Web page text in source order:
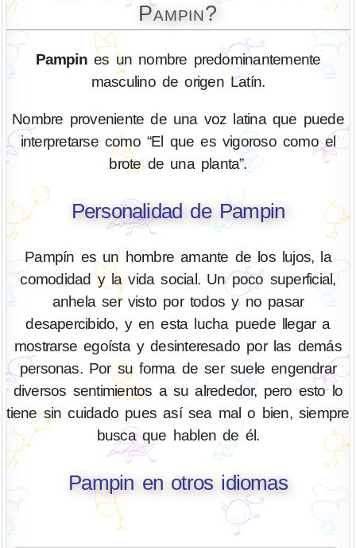
Pampin?
Pampines un nombre predominantemente
masculino de origen Latín.
Nombre proveniente de una voz latina que puede
interpretarse como “El que es vigoroso como el
brote de una planta”.
Personalidad de Pampin
Pampín es un hombre amante de los lujos, la
comodidad y la vida social. Un poco superficial,
anhela ser visto por todos y no pasar
desapercibido, y en esta lucha puede llegar a
mostrarse egoísta y desinteresado por las demás
personas. Por su forma de ser suele engendrar
diversos sentimientos a su alrededor, pero esto lo
tiene sin cuidado pues así sea mal o bien, siempre
busca que hablen de él.
Pampin en otros idiomas